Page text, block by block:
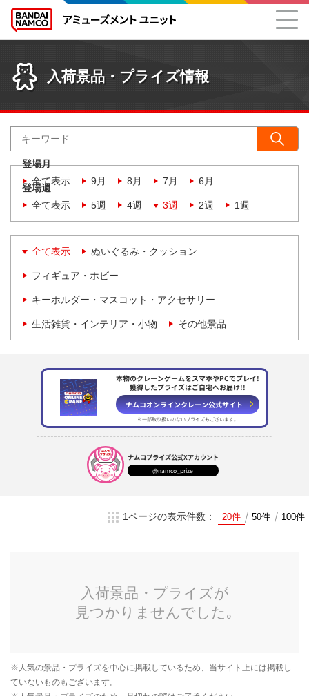
入荷景品・プライズ情報
登場月
全て表示
9月 8月 7月 6月
登場週
全て表示
5週 4週 3週 2週 1週
全て表示 ぬいぐるみ・クッション
フィギュア・ホビー
キーホルダー・マスコット・アクセサリー
生活雑貨・インテリア・小物 その他景品
本物のクレーンゲームをスマホやPCでプレイ!
獲得したプライズはご自宅へお届け!!
ナムコオンラインクレーン公式サイト
※一部取り扱いのないプライズもございます。
ナムコプライズ公式Xアカウント
@namco_prize
1ページの表示件数： 20件 50件 100件